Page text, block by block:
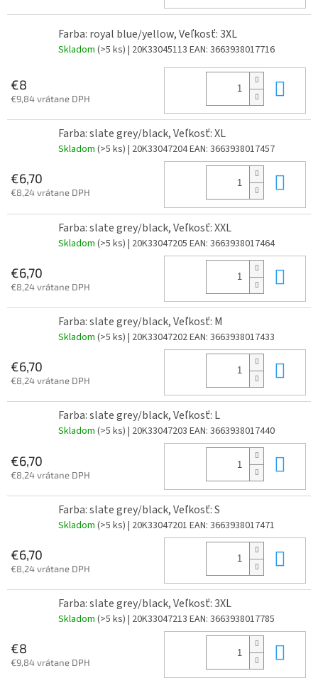
Farba: royal blue/yellow, Veľkosť: 3XL
Skladom (>5 ks) | 20K33045113 EAN: 3663938017716
€8
€9,84 vrátane DPH
Farba: slate grey/black, Veľkosť: XL
Skladom (>5 ks) | 20K33047204EAN: 3663938017457
€6,70
€8,24 vrátane DPH
Farba: slate grey/black, Veľkosť: XXL
Skladom (>5 ks) | 20K33047205 EAN: 3663938017464
€6,70
€8,24 vrátane DPH
Farba: slate grey/black, Veľkosť: M
Skladom (>5 ks) | 20K33047202EAN: 3663938017433
€6,70
€8,24 vrátane DPH
Farba: slate grey/black, Veľkosť: L
Skladom (>5 ks) | 20K33047203 EAN: 3663938017440
€6,70
€8,24 vrátane DPH
Farba: slate grey/black, Veľkosť: S
Skladom (>5 ks) | 20K33047201 EAN: 3663938017471
€6,70
€8,24 vrátane DPH
Farba: slate grey/black, Veľkosť: 3XL
Skladom (>5 ks) | 20K33047213 EAN: 3663938017785
€8
€9,84 vrátane DPH